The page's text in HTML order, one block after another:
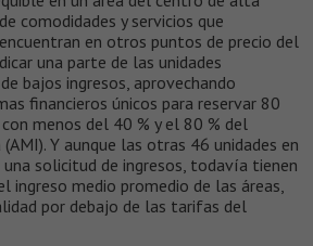
comodidades y servicios que
en otros puntos de precio del
una parte de las unidades
bajos ingresos, aprovechando
financieros únicos para reservar 80
menos del 40 % y el 80 % del
Y aunque las otras 46 unidades en
solicitud de ingresos, todavía tienen
ingreso medio promedio de las áreas,
por debajo de las tarifas del